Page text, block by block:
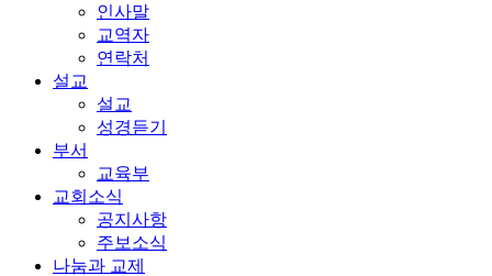
인사말
교역자
연락처
설교
설교
성경듣기
부서
교육부
교회소식
공지사항
주보소식
나눔과 교제